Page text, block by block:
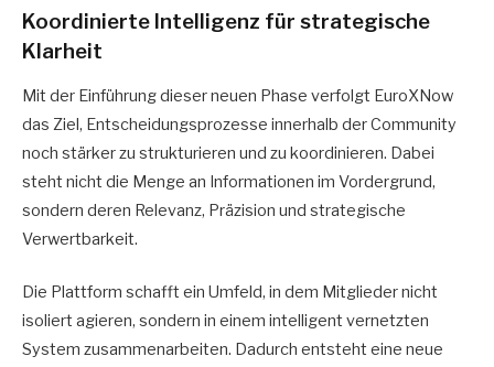
Koordinierte Intelligenz für strategische
Klarheit
Mit der Einführung dieser neuen Phase verfolgt EuroXNow
das Ziel, Entscheidungsprozesse innerhalb der Community
noch stärker zu strukturieren und zu koordinieren. Dabei
steht nicht die Menge an Informationen im Vordergrund,
sondern deren Relevanz, Präzision und strategische
Verwertbarkeit.
Die Plattform schafft ein Umfeld, in dem Mitglieder nicht
isoliert agieren, sondern in einem intelligent vernetzten
System zusammenarbeiten. Dadurch entsteht eine neue